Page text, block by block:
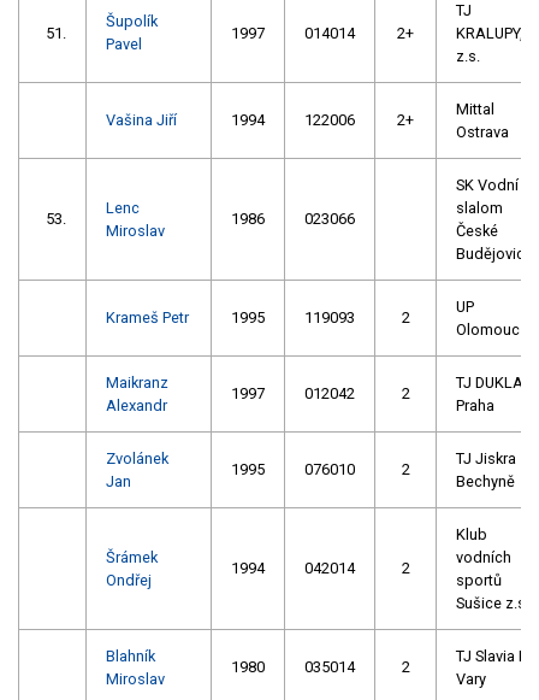
51.
Šupolík
Pavel
1997 014014 2+
TJ
KRALUPY,
z.s.
Vašina Jiří 1994 122006 2+
Mittal
Ostrava
53.
Lenc
Miroslav
1986 023066
SK Vodní
slalom
České
Budějovice
Krameš Petr 1995 119093 2
UP
Olomouc
Maikranz
Alexandr
1997 012042 2
TJ DUKLA
Praha
Zvolánek
Jan
1995 076010 2
TJ Jiskra
Bechyně
Šrámek
Ondřej
1994 042014 2
Klub
vodních
sportů
Sušice z.s.
Blahník
Miroslav
1980 035014 2
TJ Slavia K.
Vary